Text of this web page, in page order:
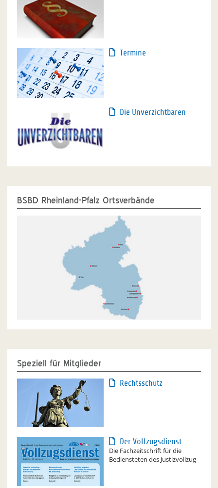
Termine
Die Unverzichtbaren
BSBD Rheinland-Pfalz Ortsverbände
Speziell für Mitglieder
Rechtsschutz
Der Vollzugsdienst
Die Fachzeitschrift für die
Bediensteten des Justizvollzug